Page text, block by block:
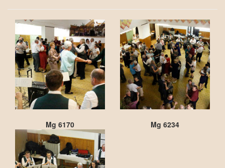
Mg 6170 Mg 6234